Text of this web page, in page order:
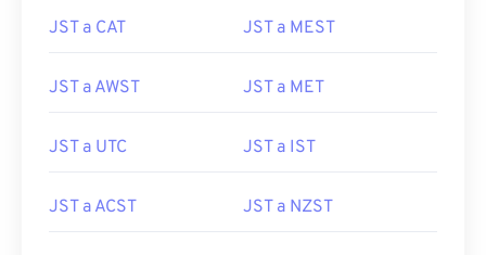
JST a CAT JST a MEST
JST a AWST JST a MET
JST a UTC JST a IST
JST a ACST JST a NZST